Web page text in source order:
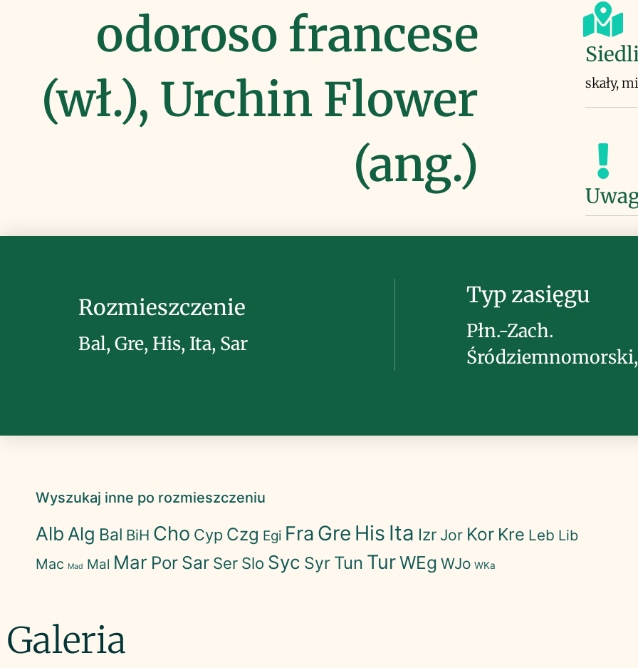
odoroso francese
(wł.), Urchin Flower
(ang.)
skały,
Rozmieszczenie
Bal, Gre, His, Ita, Sar
Typ zasięgu
Płn.-Zach.
Wyszukaj inne po rozmieszczeniu
Alb Alg Bal BiH Cho Cyp Czg Egi Fra Gre His Ita Izr Jor Kor Kre Leb Lib
Mac Mad Mal Mar Por Sar Ser Slo Syc Syr Tun TurWEg WJo WKa
Galeria